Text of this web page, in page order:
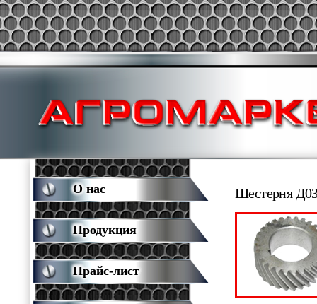
Шестерня
О нас
Продукция
Прайс-лист